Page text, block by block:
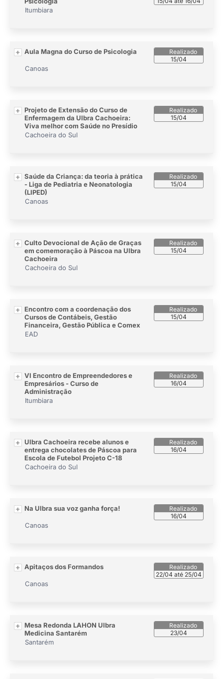
Itumbiara
Aula Magna do Curso de Psicologia
15/04
Canoas
Projeto de Extensão do Curso de
Enfermagem da Ulbra Cachoeira:
Viva melhor com Saúde no Presídio
15/04
Cachoeira do Sul
Saúde da Criança: da teoria à prática
- Liga de Pediatria e Neonatologia
(LIPED)
15/04
Canoas
Culto Devocional de Ação de Graças
em comemoração à Páscoa na Ulbra
Cachoeira
15/04
Cachoeira do Sul
Encontro com a coordenação dos
Cursos de Contábeis, Gestão
Financeira, Gestão Pública e Comex
15/04
EAD
VI Encontro de Empreendedores e
Empresários - Curso de
Administração
16/04
Itumbiara
Ulbra Cachoeira recebe alunos e
entrega chocolates de Páscoa para
Escola de Futebol Projeto C-18
16/04
Cachoeira do Sul
Na Ulbra sua voz ganha força!
16/04
Canoas
Apitaços dos Formandos
22/04 até 25/04
Canoas
Mesa Redonda LAHON Ulbra
Medicina Santarém
23/04
Santarém